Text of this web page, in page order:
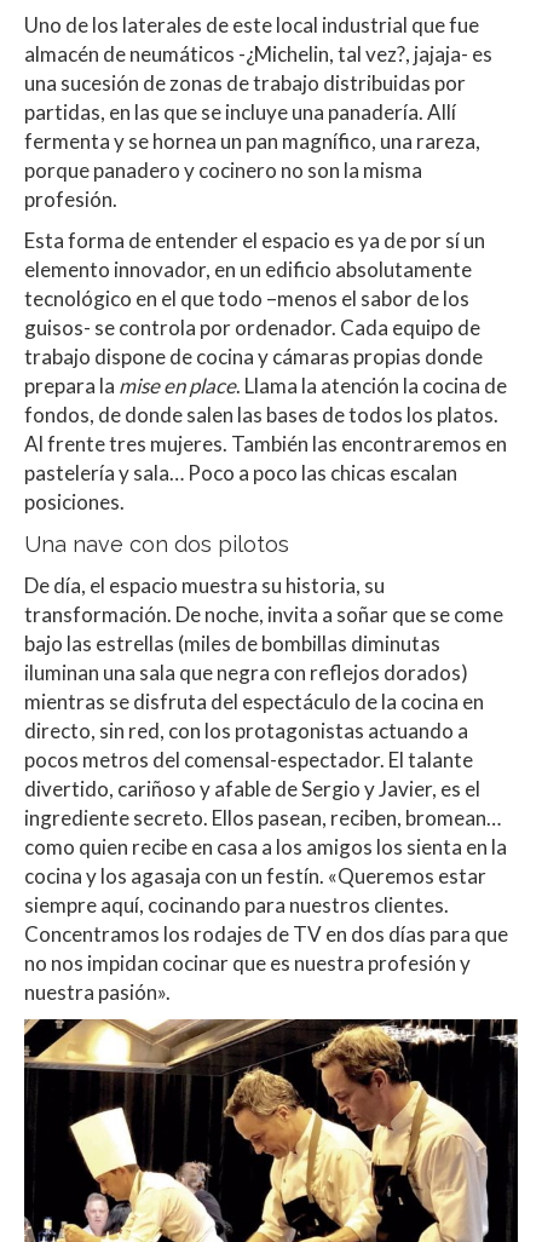
Uno de los laterales de este local industrial que fue
almacén de neumáticos -¿Michelin, tal vez?, jajaja- es
una sucesión de zonas de trabajo distribuidas por
partidas, en las que se incluye una panadería. Allí
fermenta y se hornea un pan magnífico, una rareza,
porque panadero y cocinero no son la misma
profesión.
Esta forma de entender el espacio es ya de por sí un
elemento innovador, en un edificio absolutamente
tecnológico en el que todo –menos el sabor de los
guisos- se controla por ordenador. Cada equipo de
trabajo dispone de cocina y cámaras propias donde
prepara la mise en place. Llama la atención la cocina de
fondos, de donde salen las bases de todos los platos.
Al frente tres mujeres. También las encontraremos en
pastelería y sala… Poco a poco las chicas escalan
posiciones.
Una nave con dos pilotos
De día, el espacio muestra su historia, su
transformación. De noche, invita a soñar que se come
bajo las estrellas (miles de bombillas diminutas
iluminan una sala que negra con reflejos dorados)
mientras se disfruta del espectáculo de la cocina en
directo, sin red, con los protagonistas actuando a
pocos metros del comensal-espectador. El talante
divertido, cariñoso y afable de Sergio y Javier, es el
ingrediente secreto. Ellos pasean, reciben, bromean…
como quien recibe en casa a los amigos los sienta en la
cocina y los agasaja con un festín. «Queremos estar
siempre aquí, cocinando para nuestros clientes.
Concentramos los rodajes de TV en dos días para que
no nos impidan cocinar que es nuestra profesión y
nuestra pasión».